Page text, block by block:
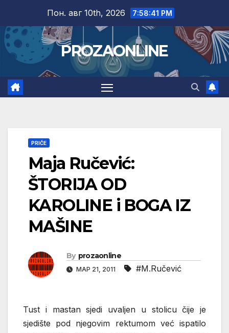
content
Пон. авг 10th, 2026 7:58:42 PM
PROZAONLINE
PRIČE
Maja Ručević:
ŠTORIJA OD
KAROLINE i BOGA IZ
MAŠINE
By prozaonline
МАР 21, 2011 #M.Ručević
Tust i mastan sjedi uvaljen u stolicu čije je
sjedište pod njegovim rektumom već ispatilo